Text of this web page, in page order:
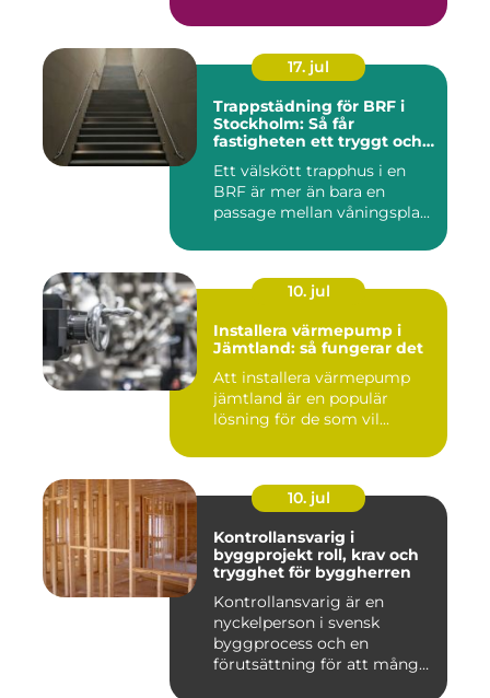
17. jul
Trappstädning för BRF i
Stockholm: Så får
fastigheten ett tryggt och
Ett välskött trapphus i en
BRF är mer än bara en
passage mellan våningspla...
10. jul
Installera värmepump i
Jämtland: så fungerar det
Att installera värmepump
jämtland är en populär
lösning för de som vil...
10. jul
Kontrollansvarig i
byggprojekt roll, krav och
trygghet för byggherren
Kontrollansvarig är en
nyckelperson i svensk
byggprocess och en
förutsättning för att många